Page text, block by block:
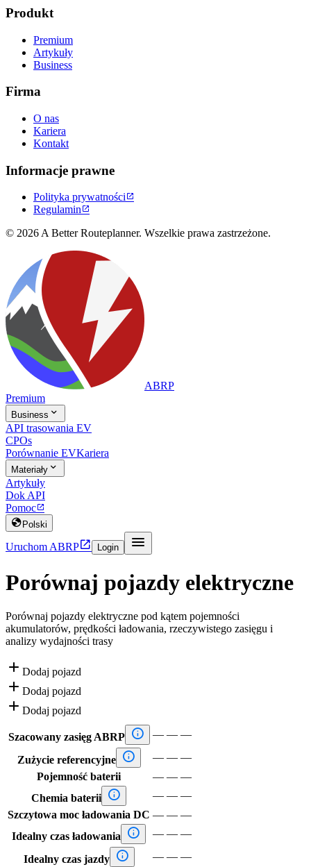
Produkt
Premium
Artykuły
Business
Firma
O nas
Kariera
Kontakt
Informacje prawne
Polityka prywatności
Regulamin
© 2026 A Better Routeplanner. Wszelkie prawa zastrzeżone.
ABRP
Premium
Business 
API trasowania EV
CPOs
Porównanie EVKariera
Materiały 
Artykuły
Dok API
Pomoc
 Polski
Uruchom ABRP Login 
Porównaj pojazdy elektryczne
Porównaj pojazdy elektryczne pod kątem pojemności
akumulatorów, prędkości ładowania, rzeczywistego zasięgu i
analizy wydajności trasy
 Dodaj pojazd
 Dodaj pojazd
 Dodaj pojazd
Szacowany zasięg ABRP  — — —
Zużycie referencyjne  — — —
Pojemność baterii
— — —
Chemia baterii  — — —
Szczytowa moc ładowania DC — — —
Idealny czas ładowania
 — — —
Idealny czas jazdy  — — —